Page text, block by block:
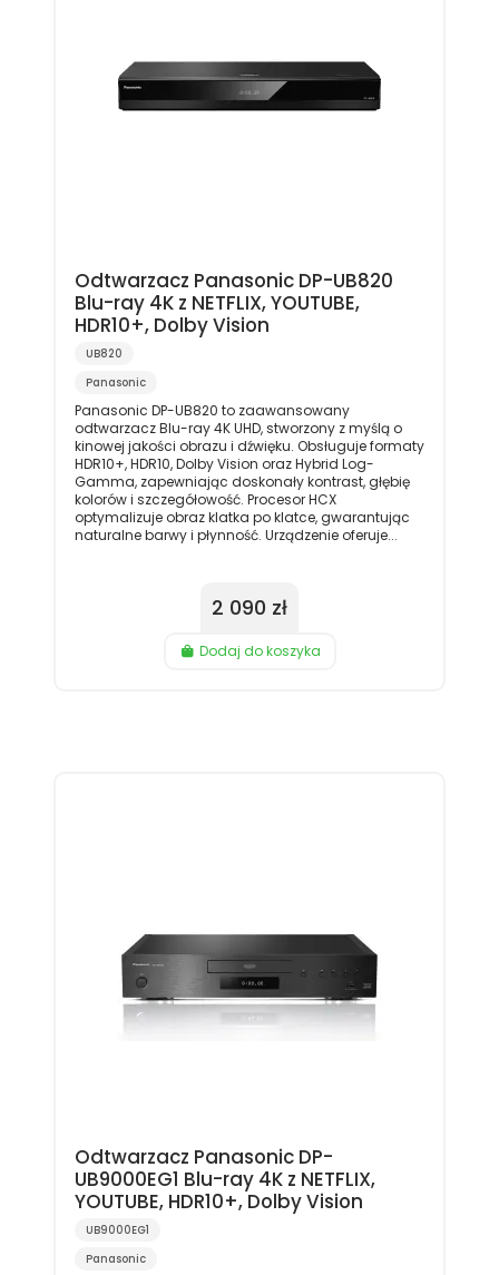
Odtwarzacz Panasonic DP-UB820
Blu-ray 4K z NETFLIX, YOUTUBE,
HDR10+, Dolby Vision
UB820
Panasonic
Panasonic DP-UB820 to zaawansowany
odtwarzacz Blu-ray 4K UHD, stworzony z myślą o
kinowej jakości obrazu i dźwięku. Obsługuje formaty
HDR10+, HDR10, Dolby Vision oraz Hybrid Log-
Gamma, zapewniając doskonały kontrast, głębię
kolorów i szczegółowość. Procesor HCX
optymalizuje obraz klatka po klatce, gwarantując
naturalne barwy i płynność. Urządzenie oferuje...
2 090 zł
Dodaj do koszyka
Odtwarzacz Panasonic DP-
UB9000EG1 Blu-ray 4K z NETFLIX,
YOUTUBE, HDR10+, Dolby Vision
UB9000EG1
Panasonic